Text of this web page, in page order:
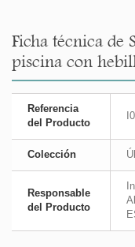
Ficha técnica de
piscina con
Referencia
del Producto
Colección
Responsable
del Producto